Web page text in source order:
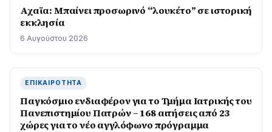
Αχαϊα: Μπαίνει προσωρινό “λουκέτο” σε ιστορική
εκκλησία
6 Αυγούστου 2026
ΕΠΙΚΑΙΡΌΤΗΤΑ
Παγκόσμιο ενδιαφέρον για το Τμήμα Ιατρικής του
Πανεπιστημίου Πατρών – 168 αιτήσεις από 23
χώρες για το νέο αγγλόφωνο πρόγραμμα